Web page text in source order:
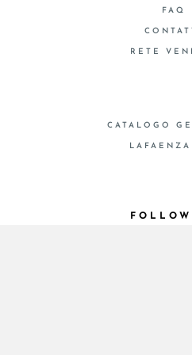
FAQ
RETE
CATALOGO
LAFAENZA